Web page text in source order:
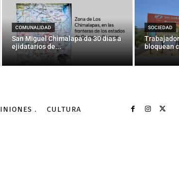
COMUNALIDAD
San Miguel Chimalapa da 30 días a
ejidatarios de...
SOCIEDAD
bloquean
CULTURA
al Ártico